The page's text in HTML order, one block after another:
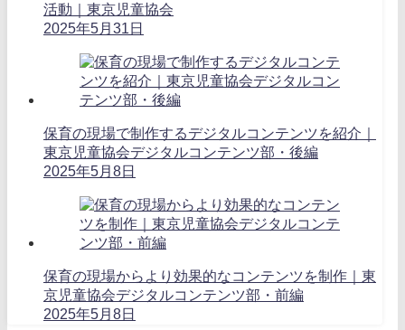
活動｜東京児童協会
2025年5月31日
保育の現場で制作するデジタルコンテンツを紹介｜
東京児童協会デジタルコンテンツ部・後編
2025年5月8日
保育の現場からより効果的なコンテンツを制作｜東
京児童協会デジタルコンテンツ部・前編
2025年5月8日